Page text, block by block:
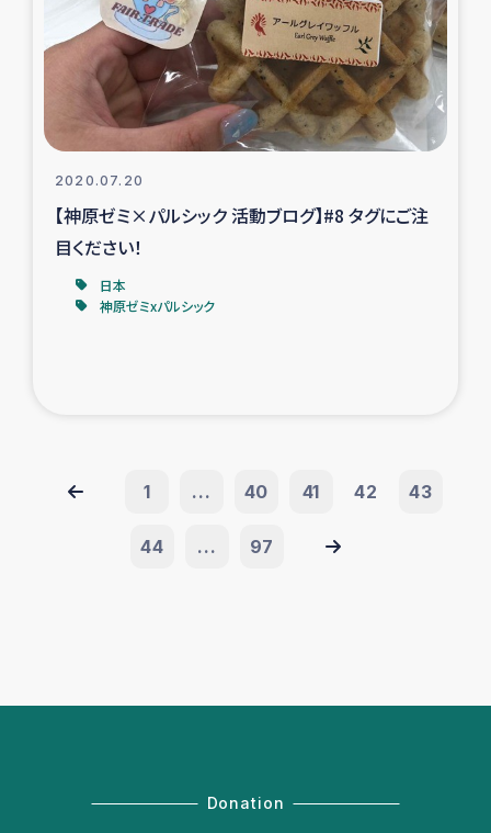
2020.07.20
【神原ゼミ×パルシック 活動ブログ】#8 タグにご注
目ください！
日本
神原ゼミxパルシック
1 ... 40 41 42 43
44 ... 97
Donation